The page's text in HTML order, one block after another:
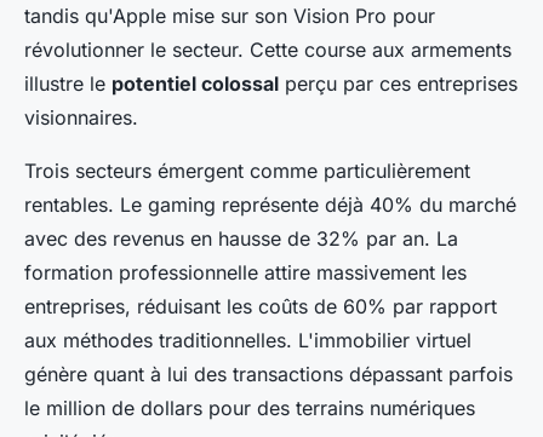
tandis qu'Apple mise sur son Vision Pro pour
révolutionner le secteur. Cette course aux armements
illustre le potentiel colossal perçu par ces entreprises
visionnaires.
Trois secteurs émergent comme particulièrement
rentables. Le gaming représente déjà 40% du marché
avec des revenus en hausse de 32% par an. La
formation professionnelle attire massivement les
entreprises, réduisant les coûts de 60% par rapport
aux méthodes traditionnelles. L'immobilier virtuel
génère quant à lui des transactions dépassant parfois
le million de dollars pour des terrains numériques